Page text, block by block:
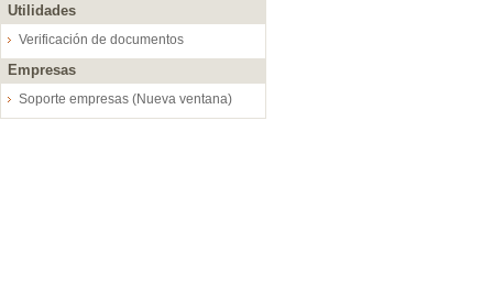
Utilidades
Verificación de documentos
Empresas
Soporte empresas (Nueva ventana)